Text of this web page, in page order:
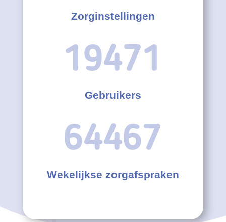
Zorginstellingen
19471
Gebruikers
64467
Wekelijkse zorgafspraken